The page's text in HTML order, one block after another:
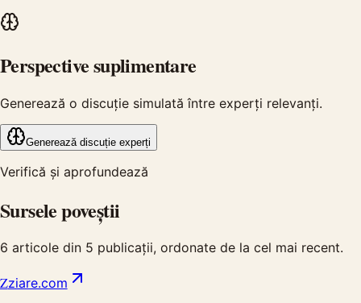
Perspective suplimentare
Generează o discuție simulată între experți relevanți.
Generează discuție experți
Verifică și aprofundează
Sursele poveștii
6 articole din 5 publicații, ordonate de la cel mai recent.
Zziare.com